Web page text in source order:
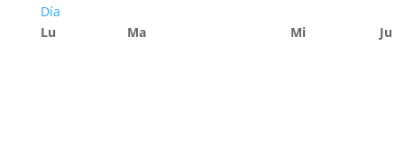
Día
Lu
Ma Mi Ju